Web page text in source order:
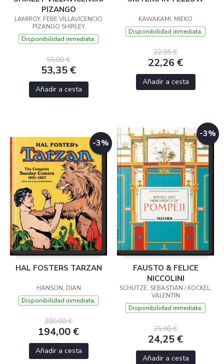
PIZANGO
LAMIROY, FEBE VILLAVICENCIO
PIZANGO SHIRLEY
Disponibilidad inmediata.
55,00 €
53,35 €
Añadir a cesta
KAWAKAMI, MIEKO
Disponibilidad inmediata.
22,95 €
22,26 €
Añadir a cesta
-3%
HAL FOSTERS TARZAN
HANSON, DIAN
Disponibilidad inmediata.
200,00 €
194,00 €
Añadir a cesta
-3%
FAUSTO & FELICE
NICCOLINI
SCHUTZE, SEBASTIAN / KOCKEL,
VALENTIN
Disponibilidad inmediata.
25,00 €
24,25 €
Añadir a cesta